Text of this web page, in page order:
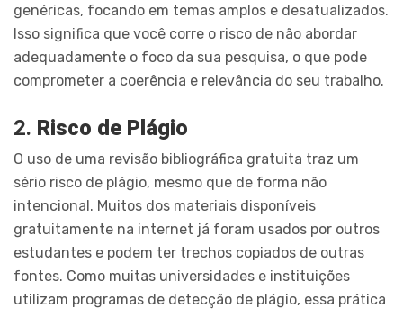
genéricas, focando em temas amplos e desatualizados.
Isso significa que você corre o risco de não abordar
adequadamente o foco da sua pesquisa, o que pode
comprometer a coerência e relevância do seu trabalho.
2. Risco de Plágio
O uso de uma revisão bibliográfica gratuita traz um
sério risco de plágio, mesmo que de forma não
intencional. Muitos dos materiais disponíveis
gratuitamente na internet já foram usados por outros
estudantes e podem ter trechos copiados de outras
fontes. Como muitas universidades e instituições
utilizam programas de detecção de plágio, essa prática